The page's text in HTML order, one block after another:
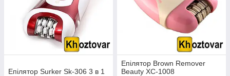
Епілятор Surker Sk-306 3 в 1
Епілятор Brown Remover
Beauty XC-1008